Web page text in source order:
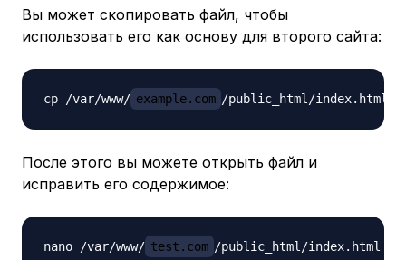
Вы может скопировать файл, чтобы
использовать его как основу для второго сайта:
cp /var/www/ example.com /public_html/index.html /
После этого вы можете открыть файл и
исправить его содержимое:
nano /var/www/ test.com